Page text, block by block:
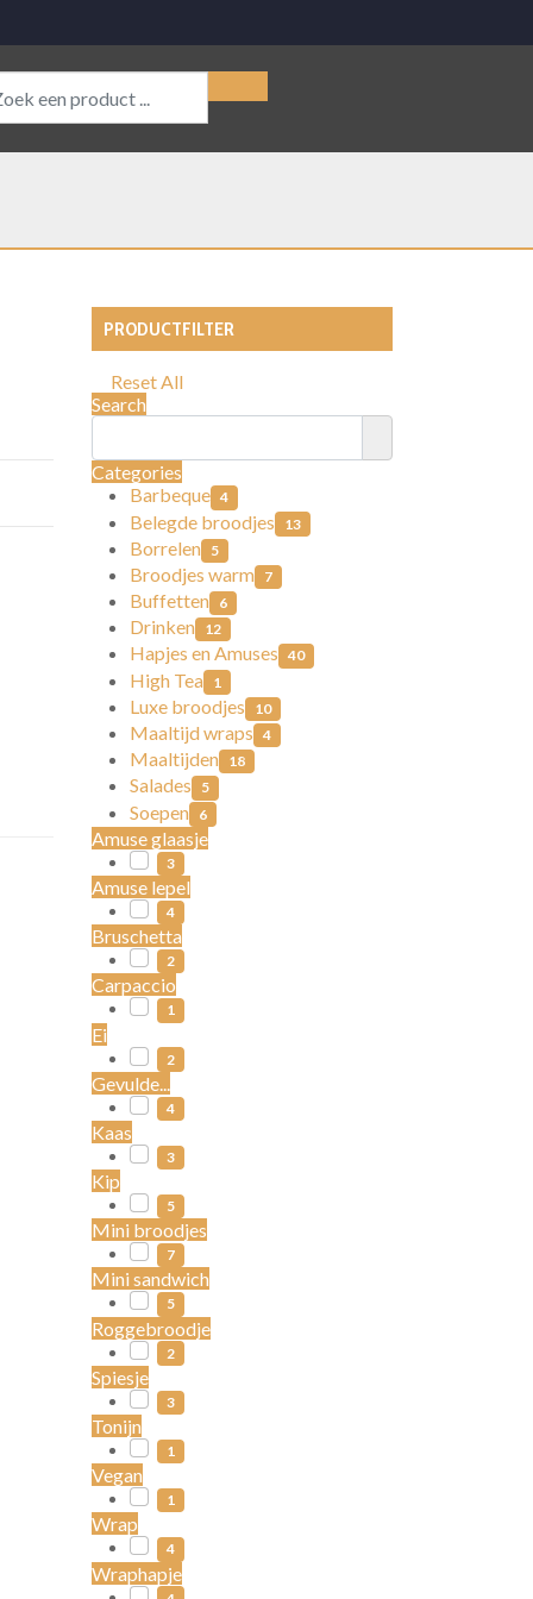
PRODUCTFILTER
Reset All
Search
Categories
Barbeque 4
Belegde broodjes 13
Borrelen 5
Broodjes warm 7
Buffetten 6
Drinken 12
Hapjes en Amuses 40
High Tea 1
Luxe broodjes 10
Maaltijd wraps 4
Maaltijden 18
Salades 5
Soepen 6
Amuse glaasje
3
Amuse lepel
4
Bruschetta
2
Carpaccio
1
Ei
2
Gevulde...
4
Kaas
3
Kip
5
Mini broodjes
7
Mini sandwich
5
Roggebroodje
2
Spiesje
3
Tonijn
1
Vegan
1
Wrap
4
Wraphapje